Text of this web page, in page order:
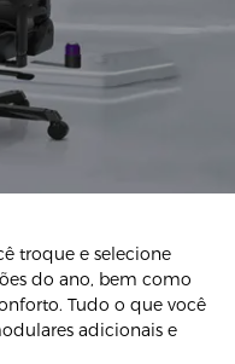
troque e selecione
do ano, bem como
Tudo o que você
adicionais e